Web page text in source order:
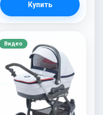
Купить
Видео